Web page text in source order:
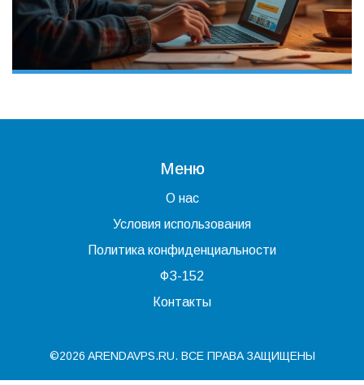
Меню
О нас
Условия использования
Политика конфиденциальности
ФЗ-152
Контакты
©2026 ARENDAVPS.RU. ВСЕ ПРАВА ЗАЩИЩЕНЫ